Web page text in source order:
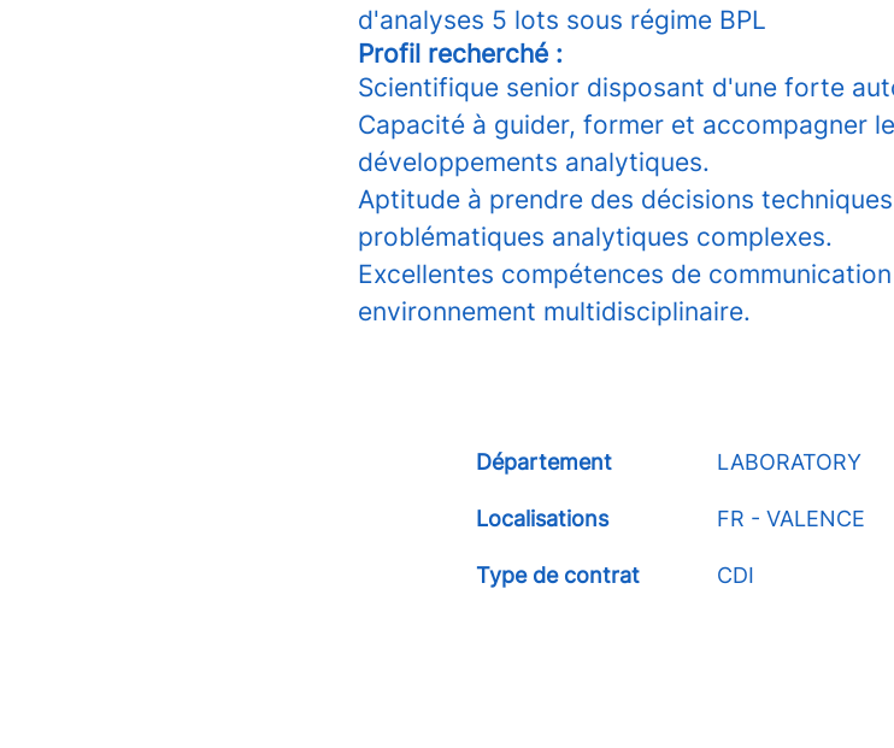
d'analyses 5 lots sous régime BPL
Profil recherché :
Scientifique senior disposant d'une forte
Capacité à guider, former et accompagner
développements analytiques.
Aptitude à prendre des décisions
problématiques analytiques complexes.
Excellentes compétences de
environnement multidisciplinaire.
Département LABORATORY
Localisations FR - VALENCE
Type de contrat CDI